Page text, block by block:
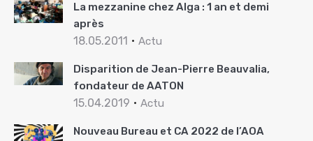
La mezzanine chez Alga : 1 an et demi
après
18.05.2011 Actu
Disparition de Jean-Pierre Beauvalia,
fondateur de AATON
15.04.2019 Actu
Nouveau Bureau et CA 2022 de l’AOA